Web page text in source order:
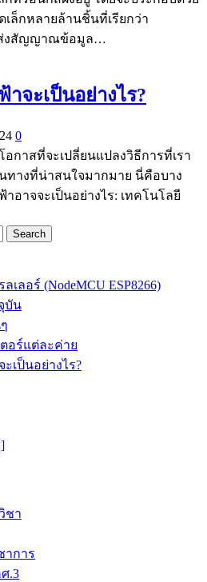
ล็กหลายล้านชิ้นที่เรียกว่า
ส่งสัญญาณข้อมูล…
จะเป็นอย่างไร?
0
กาสที่จะเปลี่ยนแปลงวิธีการที่เรา
ทางที่น่าสนใจมากมาย นี่คือบาง
อาจจะเป็นอย่างไร: เทคโนโลยี
ลอร์ (NodeMCU ESP8266)
บัน
ตอร์แต่ละค่าย
เป็นอย่างไร?
ชา
าการ
.3